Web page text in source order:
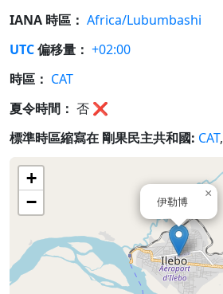
IANA 時區： Africa/Lubumbashi
UTC偏移量： +02:00
時區： CAT
夏令時間： 否 ❌
標準時區縮寫在 剛果民主共和國: CAT,
伊勒博
×
+
−